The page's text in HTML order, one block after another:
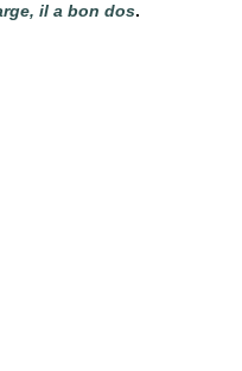
il a bon dos.